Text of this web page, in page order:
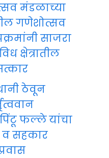
मंडळाच्या
गणेशोत्सव
साजरा
क्षेत्रातील
ठेवून
फल्ले यांचा
व सहकार